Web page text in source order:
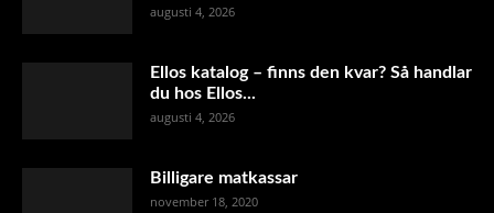
augusti 4, 2026
Ellos katalog – finns den kvar? Så handlar
du hos Ellos...
augusti 4, 2026
Billigare matkassar
november 18, 2020